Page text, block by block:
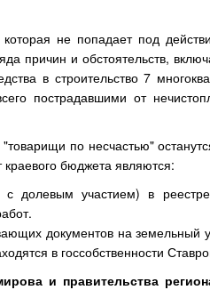
не попадает под
причин и обстоятельств,
в строительство 7
пострадавшими от
по несчастью"
бюджета являются:
участием) в
документов на земельный
в госсобственности
и правительства